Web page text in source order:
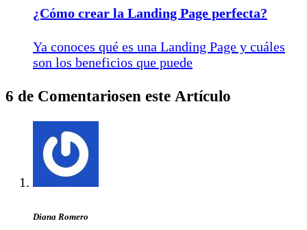
¿Cómo crear la Landing Page perfecta?
Ya conoces qué es una Landing Page y cuáles
son los beneficios que puede
6 de Comentariosen este Artículo
Diana Romero